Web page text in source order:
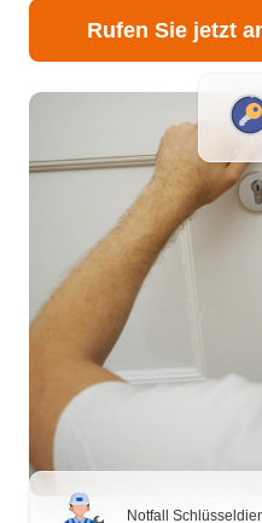
Notfall
Rufen Sie jetzt